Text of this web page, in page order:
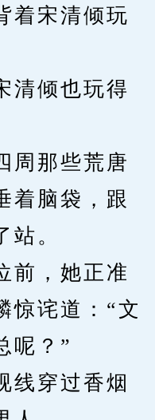
着宋清倾玩
倾也玩得
那些荒唐
着脑袋，跟
。
，她正准
惊诧道：“文
呢？”
穿过香烟